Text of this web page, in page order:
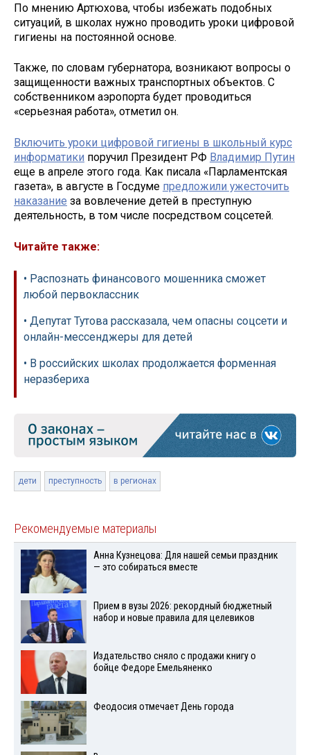
По мнению Артюхова, чтобы избежать подобных
ситуаций, в школах нужно проводить уроки цифровой
гигиены на постоянной основе.
Также, по словам губернатора, возникают вопросы о
защищенности важных транспортных объектов. С
собственником аэропорта будет проводиться
«серьезная работа», отметил он.
Включить уроки цифровой гигиены в школьный курс
информатики поручил Президент РФ Владимир Путин
еще в апреле этого года. Как писала «Парламентская
газета», в августе в Госдуме предложили ужесточить
наказание за вовлечение детей в преступную
деятельность, в том числе посредством соцсетей.
Читайте также:
• Распознать финансового мошенника сможет
любой первоклассник
• Депутат Тутова рассказала, чем опасны соцсети и
онлайн-мессенджеры для детей
• В российских школах продолжается форменная
неразбериха
дети преступность в регионах
Рекомендуемые материалы
Анна Кузнецова: Для нашей семьи праздник
— это собираться вместе
Прием в вузы 2026: рекордный бюджетный
набор и новые правила для целевиков
Издательство сняло с продажи книгу о
бойце Федоре Емельяненко
Феодосия отмечает День города